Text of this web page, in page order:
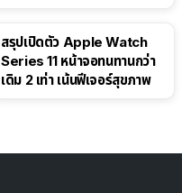
สรุปเปิดตัว Apple Watch
Series 11 หน้าจอทนทานกว่า
เดิม 2 เท่า เน้นฟีเจอร์สุขภาพ